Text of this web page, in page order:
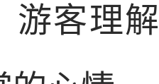
游客理